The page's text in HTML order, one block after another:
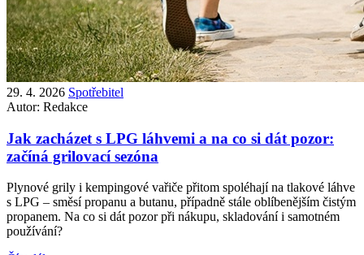
29. 4. 2026 Spotřebitel
Autor: Redakce
Jak zacházet s LPG láhvemi a na co si dát pozor:
začíná grilovací sezóna
Plynové grily i kempingové vařiče přitom spoléhají na tlakové láhve
s LPG – směsí propanu a butanu, případně stále oblíbenějším čistým
propanem. Na co si dát pozor při nákupu, skladování i samotném
používání?